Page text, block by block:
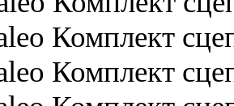
Комплект
Комплект